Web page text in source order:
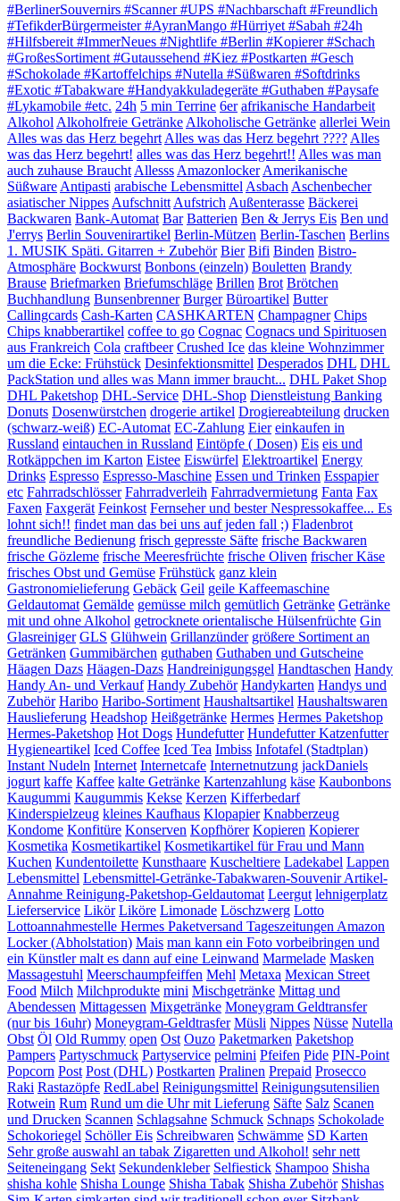
#BerlinerSouvernirs #Scanner #UPS #Nachbarschaft #Freundlich
#TefikderBürgermeister #AyranMango #Hürriyet #Sabah #24h
#Hilfsbereit #ImmerNeues #Nightlife #Berlin #Kopierer #Schach
#GroßesSortiment #Gutaussehend #Kiez #Postkarten #Gesch
#Schokolade #Kartoffelchips #Nutella #Süßwaren #Softdrinks
#Exotic #Tabakware #Handyakkuladegeräte #Guthaben #Paysafe
#Lykamobile #etc. 24h 5 min Terrine 6er afrikanische Handarbeit
Alkohol Alkoholfreie Getränke Alkoholische Getränke allerlei Wein
Alles was das Herz begehrt Alles was das Herz begehrt ???? Alles
was das Herz begehrt! alles was das Herz begehrt!! Alles was man
auch zuhause Braucht Allesss Amazonlocker Amerikanische
Süßware Antipasti arabische Lebensmittel Asbach Aschenbecher
asiatischer Nippes Aufschnitt Aufstrich Außenterasse Bäckerei
Backwaren Bank-Automat Bar Batterien Ben & Jerrys Eis Ben und
J'errys Berlin Souvenirartikel Berlin-Mützen Berlin-Taschen Berlins
1. MUSIK Späti. Gitarren + Zubehör Bier Bifi Binden Bistro-
Atmosphäre Bockwurst Bonbons (einzeln) Bouletten Brandy
Brause Briefmarken Briefumschläge Brillen Brot Brötchen
Buchhandlung Bunsenbrenner Burger Büroartikel Butter
Callingcards Cash-Karten CASHKARTEN Champagner Chips
Chips knabberartikel coffee to go Cognac Cognacs und Spirituosen
aus Frankreich Cola craftbeer Crushed Ice das kleine Wohnzimmer
um die Ecke: Frühstück Desinfektionsmittel Desperados DHL DHL
PackStation und alles was Mann immer braucht... DHL Paket Shop
DHL Paketshop DHL-Service DHL-Shop Dienstleistung Banking
Donuts Dosenwürstchen drogerie artikel Drogiereabteilung drucken
(schwarz-weiß) EC-Automat EC-Zahlung Eier einkaufen in
Russland eintauchen in Russland Eintöpfe ( Dosen) Eis eis und
Rotkäppchen im Karton Eistee Eiswürfel Elektroartikel Energy
Drinks Espresso Espresso-Maschine Essen und Trinken Esspapier
etc Fahrradschlösser Fahrradverleih Fahrradvermietung Fanta Fax
Faxen Faxgerät Feinkost Fernseher und bester Nespressokaffee... Es
lohnt sich!! findet man das bei uns auf jeden fall ;) Fladenbrot
freundliche Bedienung frisch gepresste Säfte frische Backwaren
frische Gözleme frische Meeresfrüchte frische Oliven frischer Käse
frisches Obst und Gemüse Frühstück ganz klein
Gastronomielieferung Gebäck Geil geile Kaffeemaschine
Geldautomat Gemälde gemüsse milch gemütlich Getränke Getränke
mit und ohne Alkohol getrocknete orientalische Hülsenfrüchte Gin
Glasreiniger GLS Glühwein Grillanzünder größere Sortiment an
Getränken Gummibärchen guthaben Guthaben und Gutscheine
Häagen Dazs Häagen-Dazs Handreinigungsgel Handtaschen Handy
Handy An- und Verkauf Handy Zubehör Handykarten Handys und
Zubehör Haribo Haribo-Sortiment Haushaltsartikel Haushaltswaren
Hauslieferung Headshop Heißgetränke Hermes Hermes Paketshop
Hermes-Paketshop Hot Dogs Hundefutter Hundefutter Katzenfutter
Hygieneartikel Iced Coffee Iced Tea Imbiss Infotafel (Stadtplan)
Instant Nudeln Internet Internetcafe Internetnutzung jackDaniels
jogurt kaffe Kaffee kalte Getränke Kartenzahlung käse Kaubonbons
Kaugummi Kaugummis Kekse Kerzen Kifferbedarf
Kinderspielzeug kleines Kaufhaus Klopapier Knabberzeug
Kondome Konfitüre Konserven Kopfhörer Kopieren Kopierer
Kosmetika Kosmetikartikel Kosmetikartikel für Frau und Mann
Kuchen Kundentoilette Kunsthaare Kuscheltiere Ladekabel Lappen
Lebensmittel Lebensmittel-Getränke-Tabakwaren-Souvenir Artikel-
Annahme Reinigung-Paketshop-Geldautomat Leergut lehnigerplatz
Lieferservice Likör Liköre Limonade Löschzwerg Lotto
Lottoannahmestelle Hermes Paketversand Tageszeitungen Amazon
Locker (Abholstation) Mais man kann ein Foto vorbeibringen und
ein Künstler malt es dann auf eine Leinwand Marmelade Masken
Massagestuhl Meerschaumpfeiffen Mehl Metaxa Mexican Street
Food Milch Milchprodukte mini Mischgetränke Mittag und
Abendessen Mittagessen Mixgetränke Moneygram Geldtransfer
(nur bis 16uhr) Moneygram-Geldtrasfer Müsli Nippes Nüsse Nutella
Obst Öl Old Rummy open Ost Ouzo Paketmarken Paketshop
Pampers Partyschmuck Partyservice pelmini Pfeifen Pide PIN-Point
Popcorn Post Post (DHL) Postkarten Pralinen Prepaid Prosecco
Raki Rastazöpfe RedLabel Reinigungsmittel Reinigungsutensilien
Rotwein Rum Rund um die Uhr mit Lieferung Säfte Salz Scanen
und Drucken Scannen Schlagsahne Schmuck Schnaps Schokolade
Schokoriegel Schöller Eis Schreibwaren Schwämme SD Karten
Sehr große auswahl an tabak Zigaretten und Alkohol! sehr nett
Seiteneingang Sekt Sekundenkleber Selfiestick Shampoo Shisha
shisha kohle Shisha Lounge Shisha Tabak Shisha Zubehör Shishas